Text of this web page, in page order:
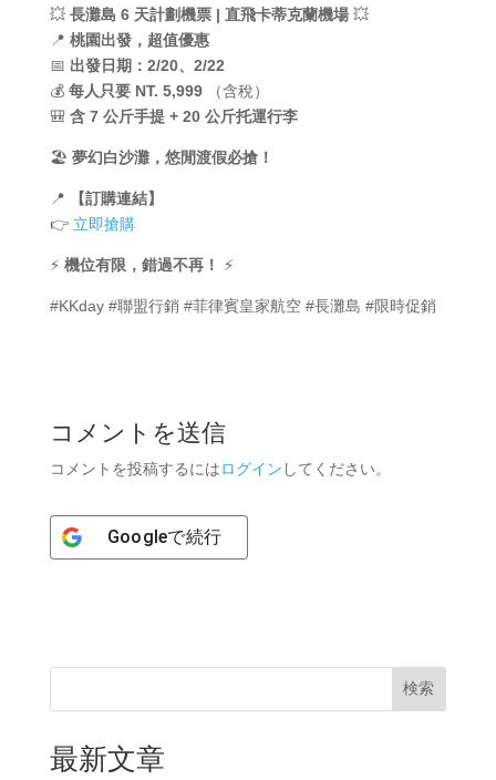
💥 長灘島 6 天計劃機票 | 直飛卡蒂克蘭機場💥
📍 桃園出發，超值優惠
📅 出發日期：2/20、2/22
💰 每人只要 NT. 5,999（含稅）
🎒 含 7 公斤手提 + 20 公斤托運行李
🏖 夢幻白沙灘，悠閒渡假必搶！
📍
【訂購連結】
👉 立即搶購
⚡ 機位有限，錯過不再！ ⚡
#KKday #聯盟行銷 #菲律賓皇家航空 #長灘島 #限時促銷
コメントを送信
コメントを投稿するにはログイン してください。
Googleで続行
検索
最新文章